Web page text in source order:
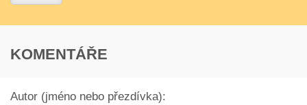
KOMENTÁŘE
Autor (jméno nebo přezdívka):